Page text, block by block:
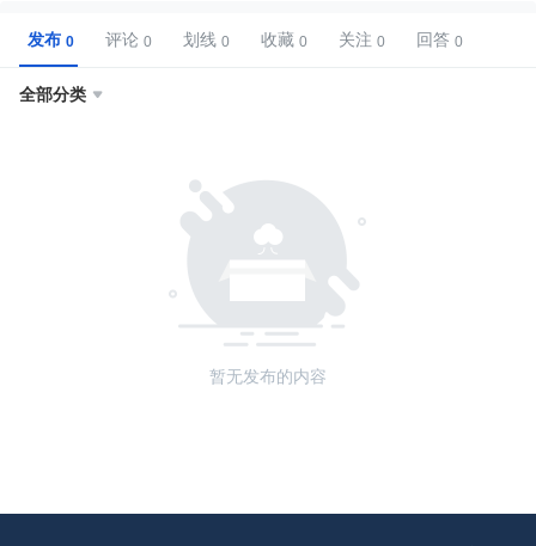
发布 评论 划线 收藏 关注 回答
全部分类 
暂无发布的内容